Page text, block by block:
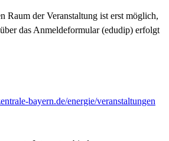
Raum der Veranstaltung ist erst möglich,
das Anmeldeformular (edudip) erfolgt
bayern.de/energie/veranstaltungen